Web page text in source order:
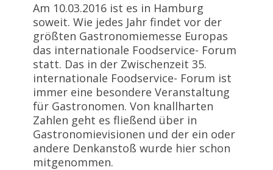
Am 10.03.2016 ist es in Hamburg
soweit. Wie jedes Jahr findet vor der
größten Gastronomiemesse Europas
das internationale Foodservice- Forum
statt. Das in der Zwischenzeit 35.
internationale Foodservice- Forum ist
immer eine besondere Veranstaltung
für Gastronomen. Von knallharten
Zahlen geht es fließend über in
Gastronomievisionen und der ein oder
andere Denkanstoß wurde hier schon
mitgenommen.